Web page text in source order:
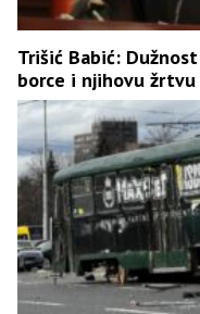
Trišić Babić:
borce i njihovu žrtvu